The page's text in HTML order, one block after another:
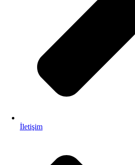
İletişim